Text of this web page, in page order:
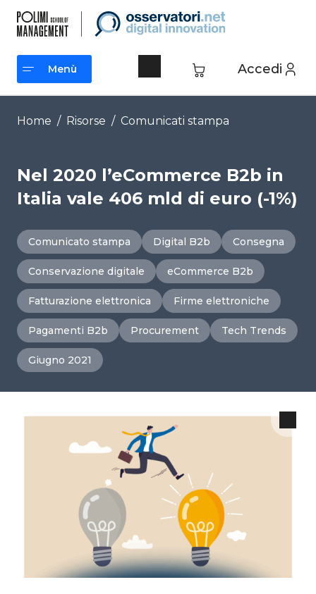
contenuto
Accedi
Menù
Menù
Home / Risorse / Comunicati stampa
Nel 2020 l’eCommerce B2b in
Italia vale 406 mld di euro (-1%)
Comunicato stampa Digital B2b Consegna
Conservazione digitale eCommerce B2b
Fatturazione elettronica Firme elettroniche
Pagamenti B2b Procurement Tech Trends
Giugno 2021